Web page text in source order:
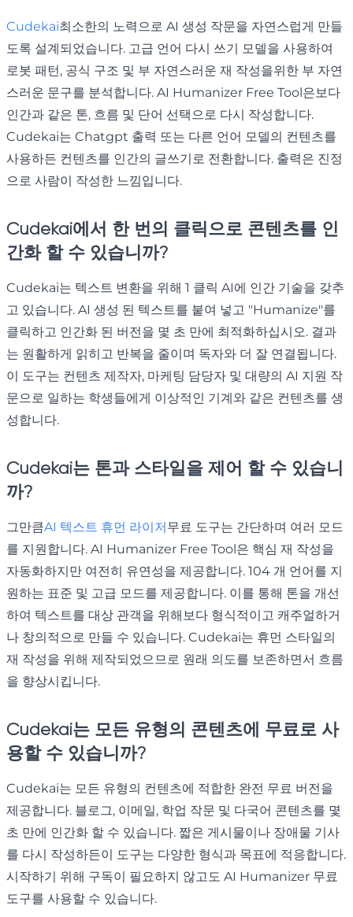
Cudekai최소한의 노력으로 AI 생성 작문을 자연스럽게 만들
도록 설계되었습니다. 고급 언어 다시 쓰기 모델을 사용하여
로봇 패턴, 공식 구조 및 부 자연스러운 재 작성을위한 부 자연
스러운 문구를 분석합니다. AI Humanizer Free Tool은보다
인간과 같은 톤, 흐름 및 단어 선택으로 다시 작성합니다.
Cudekai는 Chatgpt 출력 또는 다른 언어 모델의 컨텐츠를
사용하든 컨텐츠를 인간의 글쓰기로 전환합니다. 출력은 진정
으로 사람이 작성한 느낌입니다.
Cudekai에서 한 번의 클릭으로 콘텐츠를 인
간화 할 수 있습니까?
Cudekai는 텍스트 변환을 위해 1 클릭 AI에 인간 기술을 갖추
고 있습니다. AI 생성 된 텍스트를 붙여 넣고 "Humanize"를
클릭하고 인간화 된 버전을 몇 초 만에 최적화하십시오. 결과
는 원활하게 읽히고 반복을 줄이며 독자와 더 잘 연결됩니다.
이 도구는 컨텐츠 제작자, 마케팅 담당자 및 대량의 AI 지원 작
문으로 일하는 학생들에게 이상적인 기계와 같은 컨텐츠를 생
성합니다.
Cudekai는 톤과 스타일을 제어 할 수 있습니
까?
그만큼AI 텍스트 휴먼 라이저무료 도구는 간단하며 여러 모드
를 지원합니다. AI Humanizer Free Tool은 핵심 재 작성을
자동화하지만 여전히 유연성을 제공합니다. 104 개 언어를 지
원하는 표준 및 고급 모드를 제공합니다. 이를 통해 톤을 개선
하여 텍스트를 대상 관객을 위해보다 형식적이고 캐주얼하거
나 창의적으로 만들 수 있습니다. Cudekai는 휴먼 스타일의
재 작성을 위해 제작되었으므로 원래 의도를 보존하면서 흐름
을 향상시킵니다.
Cudekai는 모든 유형의 콘텐츠에 무료로 사
용할 수 있습니까?
Cudekai는 모든 유형의 컨텐츠에 적합한 완전 무료 버전을
제공합니다. 블로그, 이메일, 학업 작문 및 다국어 콘텐츠를 몇
초 만에 인간화 할 수 있습니다. 짧은 게시물이나 장애물 기사
를 다시 작성하든이 도구는 다양한 형식과 목표에 적응합니다.
시작하기 위해 구독이 필요하지 않고도 AI Humanizer 무료
도구를 사용할 수 있습니다.